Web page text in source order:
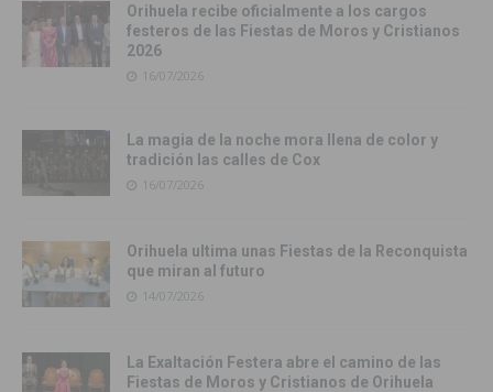
Orihuela recibe oficialmente a los cargos
festeros de las Fiestas de Moros y Cristianos
2026
16/07/2026
La magia de la noche mora llena de color y
tradición las calles de Cox
16/07/2026
Orihuela ultima unas Fiestas de la Reconquista
que miran al futuro
14/07/2026
La Exaltación Festera abre el camino de las
Fiestas de Moros y Cristianos de Orihuela